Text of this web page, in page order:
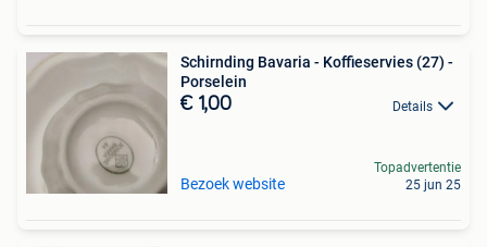
Schirnding Bavaria - Koffieservies (27) -
Porselein
€ 1,00 Details
Bezoek website
Topadvertentie
25 jun 25